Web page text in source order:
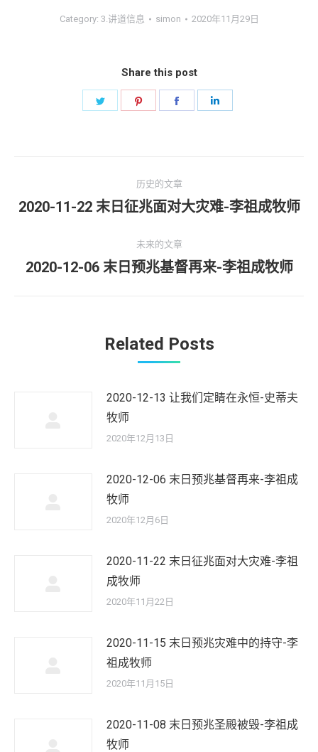
Category: 3.讲道信息 simon 2020年11月29日
Share this post
Share
章
航
历史的文章
历
的
文
2020-11-22 末日征兆面对大灾难-李祖成牧师
未来的文章
未
章：
2020-12-06 末日预兆基督再来-李祖成牧师
Related Posts
2020-12-13 让我们定睛在永恒-史蒂夫
牧师
2020年12月13日
2020-12-06 末日预兆基督再来-李祖成
牧师
2020年12月6日
2020-11-22 末日征兆面对大灾难-李祖
成牧师
2020年11月22日
2020-11-15 末日预兆灾难中的持守-李
祖成牧师
2020年11月15日
2020-11-08 末日预兆圣殿被毁-李祖成
牧师